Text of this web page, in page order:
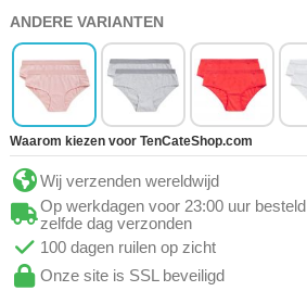
ANDERE VARIANTEN
Waarom kiezen voor TenCateShop.com
Wij verzenden wereldwijd
Op werkdagen voor 23:00 uur besteld
zelfde dag verzonden
100 dagen ruilen op zicht
Onze site is SSL beveiligd